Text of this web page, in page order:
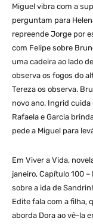
Miguel vibra com a
perguntam para
repreende Jorge por
com Felipe sobre
uma cadeira ao lado
observa os fogos do
Tereza os observa.
novo ano. Ingrid
Rafaela e Garcia
pede a Miguel para
Em Viver a Vida,
janeiro, Capítulo 100
sobre a ida de
Edite fala com a filha,
aborda Dora ao vê-la